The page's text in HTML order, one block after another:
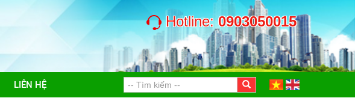
Hotline:0903050015
LIÊN HỆ